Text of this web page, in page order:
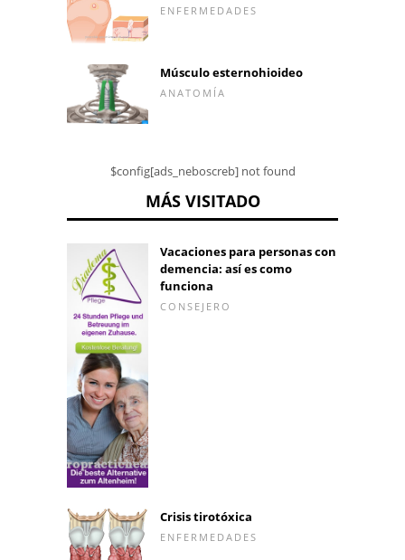
ENFERMEDADES
Músculo esternohioideo
ANATOMÍA
$config[ads_neboscreb] not found
MÁS VISITADO
Vacaciones para personas con
demencia: así es como
funciona
CONSEJERO
Crisis tirotóxica
ENFERMEDADES